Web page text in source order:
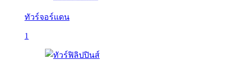
ทัวร์จอร์แดน
1